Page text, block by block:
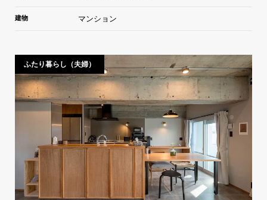
建物 マンション
ふたり暮らし（夫婦）